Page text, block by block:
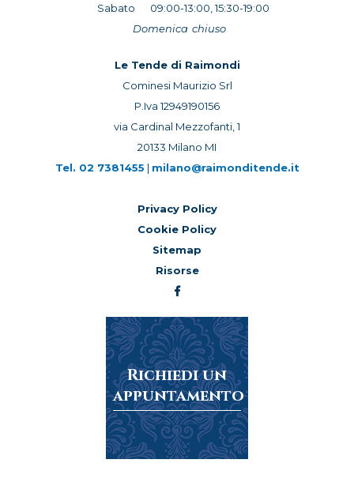
Sabato
09:00-13:00, 15:30-19:00
Domenica chiuso
Le Tende di Raimondi
Cominesi Maurizio Srl
P.Iva 12949190156
via Cardinal Mezzofanti, 1
20133 Milano MI
Tel. 02 7381455 | milano@raimonditende.it
Privacy Policy
Cookie Policy
Sitemap
Risorse
Richiedi un
appuntamento